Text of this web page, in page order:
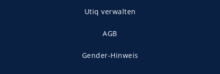
Utiq verwalten
AGB
Gender-Hinweis